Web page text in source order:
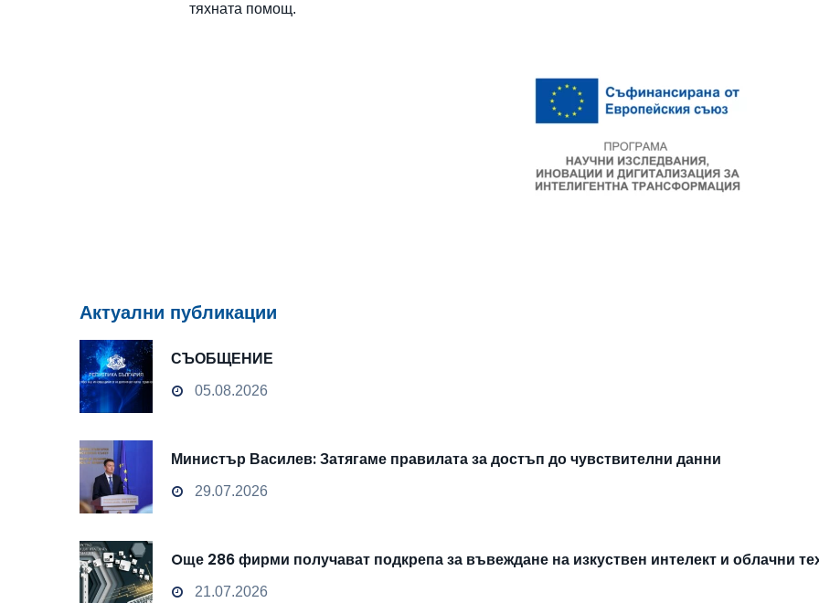
тяхната помощ.
Актуални публикации
СЪОБЩЕНИЕ
05.08.2026
Министър Василев: Затягаме правилата за достъп до чувствителни данни
29.07.2026
Oще 286 фирми получават подкрепа за въвеждане на изкуствен интелект и облачни
21.07.2026